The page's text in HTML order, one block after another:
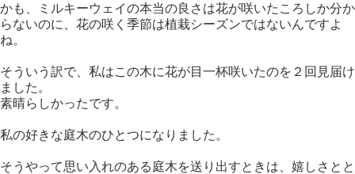
かも、ミルキーウェイの本当の良さは花が咲いたころしか分か
らないのに、花の咲く季節は植栽シーズンではないんですよ
ね。
そういう訳で、私はこの木に花が目一杯咲いたのを２回見届け
ました。
素晴らしかったです。
私の好きな庭木のひとつになりました。
そうやって思い入れのある庭木を送り出すときは、嬉しさとと